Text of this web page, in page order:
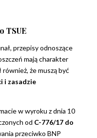
TSUE
przepisy odnoszące
mają charakter
że muszą być
i zasadzie
w wyroku z dnia 10
od C-776/17 do
przeciwko BNP